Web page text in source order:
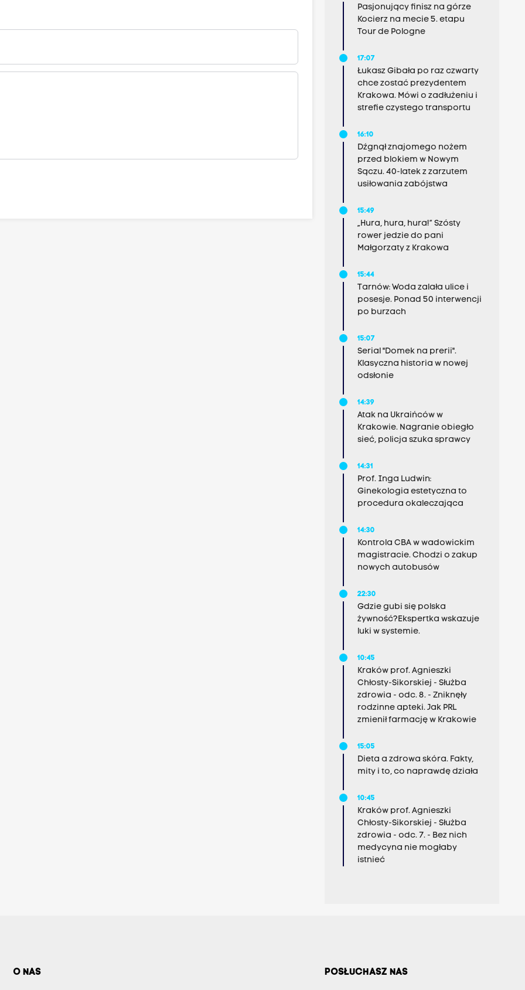
Pasjonujący finisz na górze
Kocierz na mecie 5. etapu
Tour de Pologne
17:07
Łukasz Gibała po raz czwarty
chce zostać prezydentem
Krakowa. Mówi o zadłużeniu i
strefie czystego transportu
16:10
Dźgnął znajomego nożem
przed blokiem w Nowym
Sączu. 40-latek z zarzutem
usiłowania zabójstwa
15:49
„Hura, hura, hura!” Szósty
rower jedzie do pani
Małgorzaty z Krakowa
15:44
Tarnów: Woda zalała ulice i
posesje. Ponad 50 interwencji
po burzach
15:07
Serial "Domek na prerii".
Klasyczna historia w nowej
odsłonie
14:39
Atak na Ukraińców w
Krakowie. Nagranie obiegło
sieć, policja szuka sprawcy
14:31
Prof. Inga Ludwin:
Ginekologia estetyczna to
procedura okaleczająca
14:30
Kontrola CBA w wadowickim
magistracie. Chodzi o zakup
nowych autobusów
22:30
Gdzie gubi się polska
żywność?Ekspertka wskazuje
luki w systemie.
10:45
Kraków prof. Agnieszki
Chłosty-Sikorskiej - Służba
zdrowia - odc. 8. - Zniknęły
rodzinne apteki. Jak PRL
zmienił farmację w Krakowie
15:05
Dieta a zdrowa skóra. Fakty,
mity i to, co naprawdę działa
10:45
Kraków prof. Agnieszki
Chłosty-Sikorskiej - Służba
zdrowia - odc. 7. - Bez nich
medycyna nie mogłaby
istnieć
O NAS POSŁUCHASZ NAS